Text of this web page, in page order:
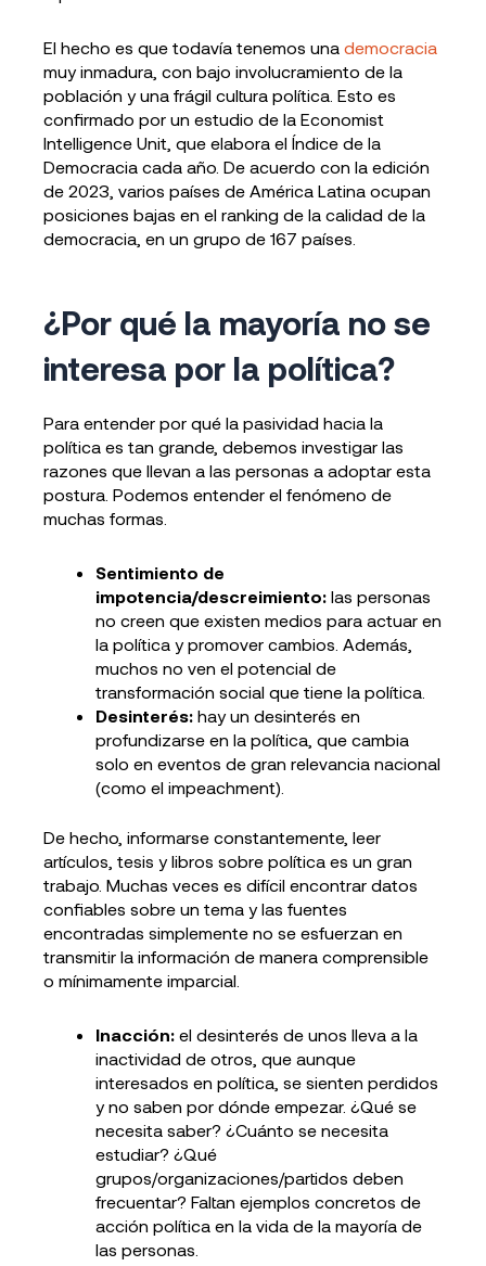
El hecho es que todavía tenemos una democracia
muy inmadura, con bajo involucramiento de la
población y una frágil cultura política. Esto es
confirmado por un estudio de la Economist
Intelligence Unit, que elabora el Índice de la
Democracia cada año. De acuerdo con la edición
de 2023, varios países de América Latina ocupan
posiciones bajas en el ranking de la calidad de la
democracia, en un grupo de 167 países.
¿Por qué la mayoría no se
interesa por la política?
Para entender por qué la pasividad hacia la
política es tan grande, debemos investigar las
razones que llevan a las personas a adoptar esta
postura. Podemos entender el fenómeno de
muchas formas.
Sentimiento de
impotencia/descreimiento: las personas
no creen que existen medios para actuar en
la política y promover cambios. Además,
muchos no ven el potencial de
transformación social que tiene la política.
Desinterés: hay un desinterés en
profundizarse en la política, que cambia
solo en eventos de gran relevancia nacional
(como el impeachment).
De hecho, informarse constantemente, leer
artículos, tesis y libros sobre política es un gran
trabajo. Muchas veces es difícil encontrar datos
confiables sobre un tema y las fuentes
encontradas simplemente no se esfuerzan en
transmitir la información de manera comprensible
o mínimamente imparcial.
Inacción: el desinterés de unos lleva a la
inactividad de otros, que aunque
interesados en política, se sienten perdidos
y no saben por dónde empezar. ¿Qué se
necesita saber? ¿Cuánto se necesita
estudiar? ¿Qué
grupos/organizaciones/partidos deben
frecuentar? Faltan ejemplos concretos de
acción política en la vida de la mayoría de
las personas.